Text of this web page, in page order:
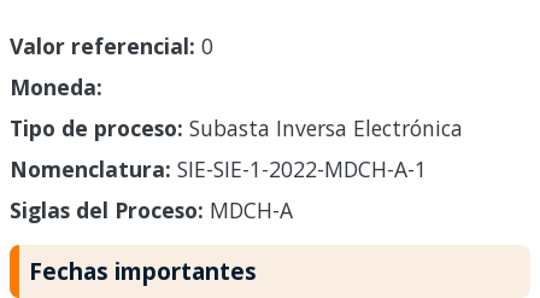
Valor referencial: 0
Moneda:
Tipo de proceso: Subasta Inversa Electrónica
Nomenclatura: SIE-SIE-1-2022-MDCH-A-1
Siglas del Proceso: MDCH-A
Fechas importantes